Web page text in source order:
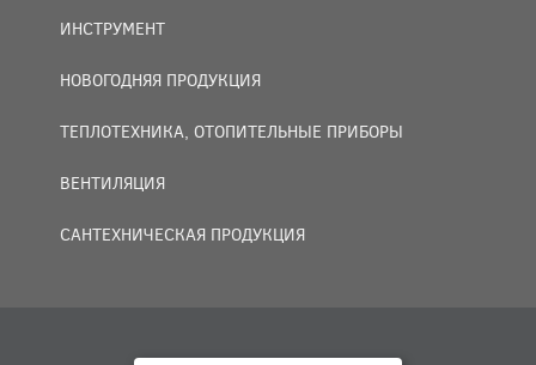
ИНСТРУМЕНТ
НОВОГОДНЯЯ ПРОДУКЦИЯ
ТЕПЛОТЕХНИКА, ОТОПИТЕЛЬНЫЕ ПРИБОРЫ
ВЕНТИЛЯЦИЯ
САНТЕХНИЧЕСКАЯ ПРОДУКЦИЯ